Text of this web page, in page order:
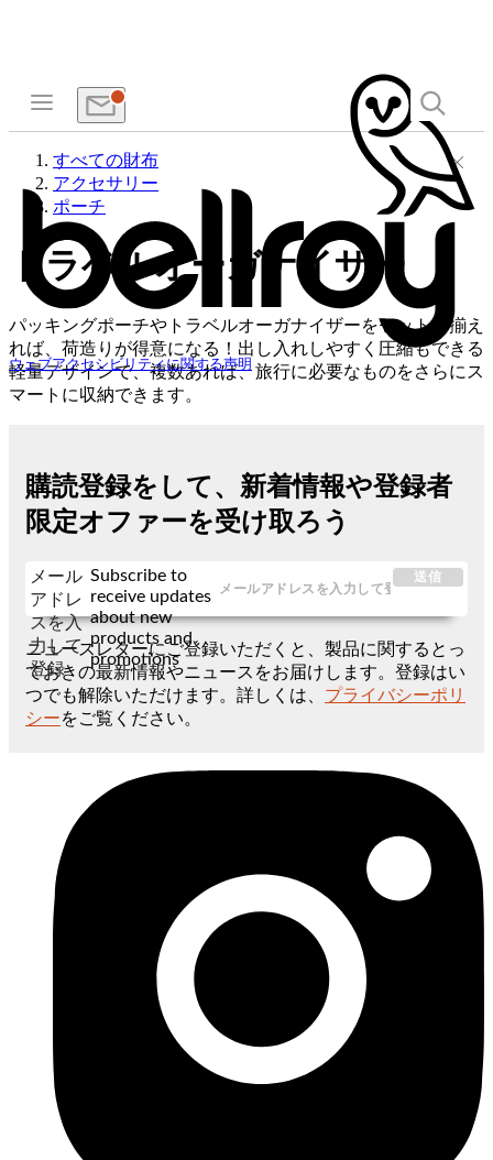
ウェブアクセシビリティに関する声明
すべての財布
アクセサリー
ポーチ
トラベルオーガナイザー
パッキングポーチやトラベルオーガナイザーをセットで揃え
れば、荷造りが得意になる！出し入れしやすく圧縮もできる
軽量デザインで、複数あれば、旅行に必要なものをさらにス
マートに収納できます。
購読登録をして、新着情報や登録者
限定オファーを受け取ろう
メール
アドレ
スを入
力して
登録
Subscribe to
receive updates
about new
products and
promotions
送信
ニュースレターにご登録いただくと、製品に関するとっ
ておきの最新情報やニュースをお届けします。登録はい
つでも解除いただけます。詳しくは、 プライバシーポリ
シーをご覧ください。